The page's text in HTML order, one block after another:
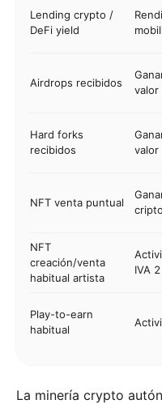
Lending crypto /
DeFi yield
Airdrops recibidos
valor
Hard forks
recibidos
valor
NFT venta puntual
cripto
NFT
creación/venta
habitual artista
IVA
Play-to-earn
habitual
La minería crypto